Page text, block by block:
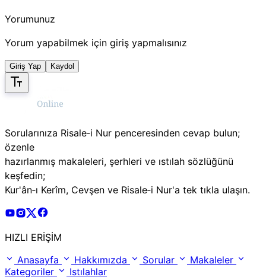
Yorumunuz
Yorum yapabilmek için giriş yapmalısınız
Giriş Yap Kaydol
Sorularınıza Risale‑i Nur penceresinden cevap bulun;
özenle
hazırlanmış makaleleri, şerhleri ve ıstılah sözlüğünü
keşfedin;
Kur'ân‑ı Kerîm, Cevşen ve Risale‑i Nur'a tek tıkla ulaşın.
Risale Online Youtube Hesabı
Risale Online Instagram Hesabı
Risale Online X Hesabı
HIZLI ERİŞİM
Anasayfa
Hakkımızda Sorular
Makaleler
Kategoriler
Istılahlar